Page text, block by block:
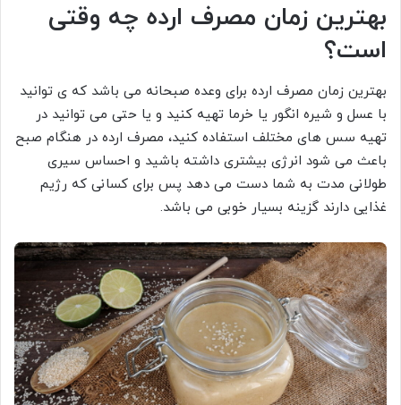
بهترین زمان مصرف ارده چه وقتی
است؟
بهترین زمان مصرف ارده برای وعده صبحانه می باشد که ی توانید
با عسل و شیره انگور یا خرما تهیه کنید و یا حتی می توانید در
تهیه سس های مختلف استفاده کنید، مصرف ارده در هنگام صبح
باعث می شود انرژی بیشتری داشته باشید و احساس سیری
طولانی مدت به شما دست می دهد پس برای کسانی که رژیم
غذایی دارند گزینه بسیار خوبی می باشد.